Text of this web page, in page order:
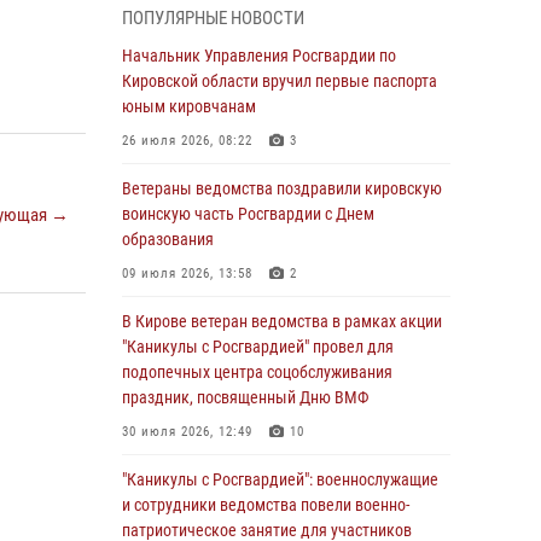
→
В Кирове росгвардейцы задержали
подозреваемую в сбыте поддельной купюры
04 августа 2026, 09:30
В Кирове росгвардейцы задержали
подозреваемого в грабеже
03 августа 2026, 09:01
ведомства приняли участие в митинге в
честь Дня воздушно-десантных войск
03 августа 2026, 08:45 8
В Кирове росгвардейцы задержали
02 августа 2026, 07:00
1 августа – День дежурной службы войск
ПОПУЛЯРНЫЕ НОВОСТИ
Начальник Управления Росгвардии по
Кировской области вручил первые паспорта
юным кировчанам
26 июля 2026, 08:22 3
Ветераны ведомства поздравили кировскую
воинскую часть Росгвардии с Днем
образования
09 июля 2026, 13:58 2
В Кирове ветеран ведомства в рамках акции
"Каникулы с Росгвардией" провел для
подопечных центра соцобслуживания
праздник, посвященный Дню ВМФ
30 июля 2026, 12:49 10
"Каникулы с Росгвардией": военнослужащие
и сотрудники ведомства повели военно-
патриотическое занятие для участников